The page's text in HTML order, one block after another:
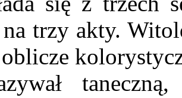
trzy akty.